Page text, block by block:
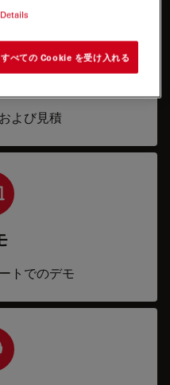
よび見積
トでのデモ
すべての Cookie を受け入れる